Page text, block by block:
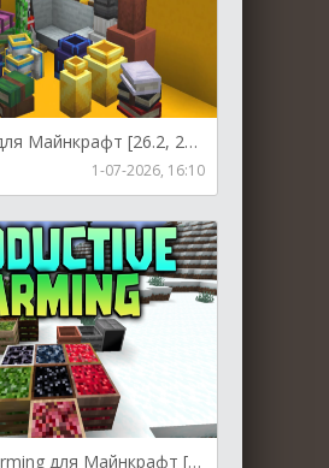
Handcrafted для Майнкрафт [26.2, 26.1.2]
1-07-2026, 16:10
Productive Farming для Майнкрафт [26.1.2, 26.1.1, 26.1]